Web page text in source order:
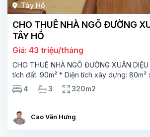
Tây Hồ
CHO THUÊ NHÀ NGÕ ĐƯỜNG
TÂY HỒ
Giá: 43 triệu/tháng
CHO THUÊ NHÀ NGÕ ĐƯỜNG XUÂN
tích đất: 90m² * Diện tích xây dựng:
kế: 4 phòng ngủ, 3 phòng tắm * Nhà đẹp,
đình hoặc người nước
4 3 320m2
Cao Văn Hưng